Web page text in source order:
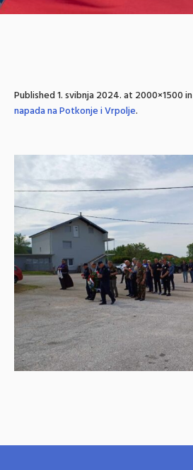
Published1. svibnja 2024.at 2000×1500 in
napada na Potkonje i Vrpolje.